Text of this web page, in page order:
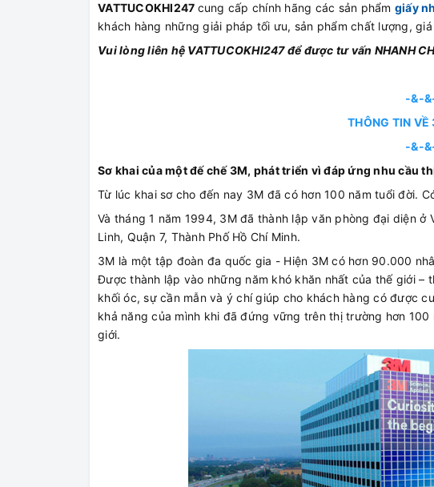
VATTUCOKHI247 cung cấp chính hãng các sản phẩm giấy
khách hàng những giải pháp tối ưu, sản phẩm chất lượng,
Vui lòng liên hệ VATTUCOKHI247 để được tư vấn NHANH
-&-
THÔNG TIN
-&-
Sơ khai của một đế chế 3M, phát triển vì đáp ứng nhu cầu
Từ lúc khai sơ cho đến nay 3M đã có hơn 100 năm tuổi đời.
Và tháng 1 năm 1994, 3M đã thành lập văn phòng đại diện
Linh, Quận 7, Thành Phố Hồ Chí Minh.
3M là một tập đoàn đa quốc gia - Hiện 3M có hơn 90.000
Được thành lập vào những năm khó khăn nhất của thế giới
khối óc, sự cần mẫn và ý chí giúp cho khách hàng có được
khả năng của mình khi đã đứng vững trên thị trường hơn
giới.